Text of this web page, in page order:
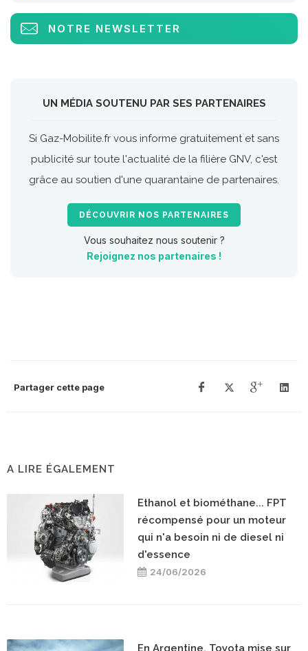
NOTRE NEWSLETTER
UN MÉDIA SOUTENU PAR SES PARTENAIRES
Si Gaz-Mobilite.fr vous informe gratuitement et sans
publicité sur toute l'actualité de la filière GNV, c'est
grâce au soutien d'une quarantaine de partenaires.
DÉCOUVRIR NOS PARTENAIRES
Vous souhaitez nous soutenir ?
Rejoignez nos partenaires !
Partager cette page
A LIRE ÉGALEMENT
Ethanol et biométhane... FPT
récompensé pour un moteur
qui n'a besoin ni de diesel ni
d'essence
24/06/2026
En Argentine, Toyota mise sur